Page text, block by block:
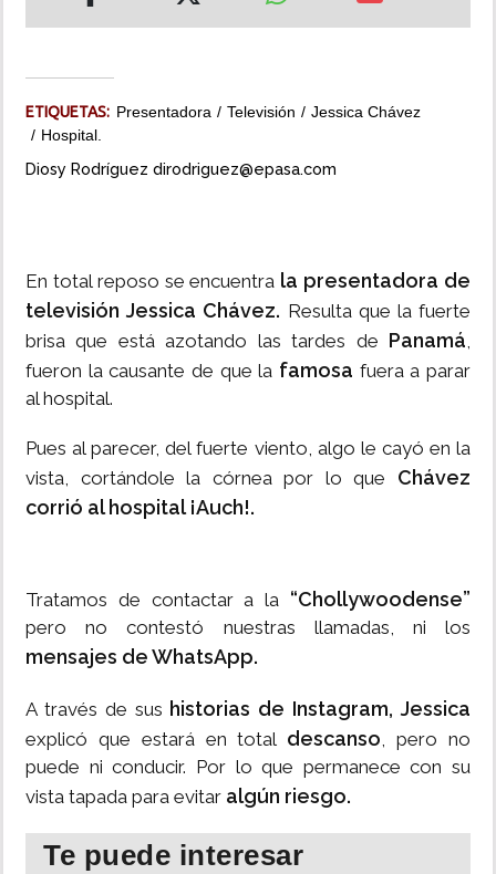
ETIQUETAS: Presentadora Televisión
Jessica Chávez
Hospital.
Diosy Rodríguez dirodriguez@epasa.com
En total reposo se encuentra la presentadora de
televisión Jessica Chávez. Resulta que la fuerte
brisa que está azotando las tardes de Panamá,
fueron la causante de que la famosa fuera a parar
al hospital.
Pues al parecer, del fuerte viento, algo le cayó en la
vista, cortándole la córnea por lo que Chávez
corrió al hospital ¡Auch!.
Tratamos de contactar a la “Chollywoodense”
pero no contestó nuestras llamadas, ni los
mensajes de WhatsApp.
A través de sus historias de Instagram, Jessica
explicó que estará en total descanso, pero no
puede ni conducir. Por lo que permanece con su
vista tapada para evitar algún riesgo.
Te puede interesar